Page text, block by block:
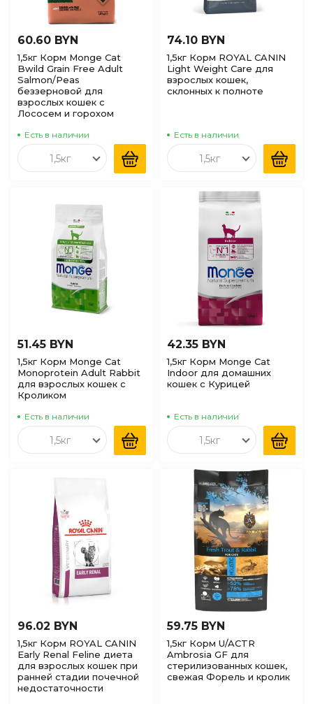
60.60 BYN
1,5кг Корм Monge Cat
Bwild Grain Free Adult
Salmon/Peas
беззерновой для
взрослых кошек с
Лососем и горохом
Есть в наличии
1,5кг
74.10 BYN
1,5кг Корм ROYAL CANIN
Light Weight Care для
взрослых кошек,
склонных к полноте
Есть в наличии
1,5кг
51.45 BYN
1,5кг Корм Monge Cat
Monoprotein Adult Rabbit
для взрослых кошек с
Кроликом
Есть в наличии
1,5кг
42.35 BYN
1,5кг Корм Monge Cat
Indoor для домашних
кошек с Курицей
Есть в наличии
1,5кг
96.02 BYN
1,5кг Корм ROYAL CANIN
Early Renal Feline диета
для взрослых кошек при
ранней стадии почечной
недостаточности
59.75 BYN
1,5кг Корм U/ACTR
Ambrosia GF для
стерилизованных кошек,
свежая Форель и кролик